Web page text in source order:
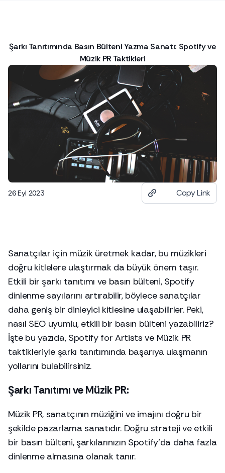
Şarkı Tanıtımında Basın Bülteni Yazma Sanatı: Spotify ve
Müzik PR Taktikleri
26 Eyl 2023 Copy Link
Sanatçılar için müzik üretmek kadar, bu müzikleri
doğru kitlelere ulaştırmak da büyük önem taşır.
Etkili bir şarkı tanıtımı ve basın bülteni, Spotify
dinlenme sayılarını artırabilir, böylece sanatçılar
daha geniş bir dinleyici kitlesine ulaşabilirler. Peki,
nasıl SEO uyumlu, etkili bir basın bülteni yazabiliriz?
İşte bu yazıda, Spotify for Artists ve Müzik PR
taktikleriyle şarkı tanıtımında başarıya ulaşmanın
yollarını bulabilirsiniz.
Şarkı Tanıtımı ve Müzik PR:
Müzik PR, sanatçının müziğini ve imajını doğru bir
şekilde pazarlama sanatıdır. Doğru strateji ve etkili
bir basın bülteni, şarkılarınızın Spotify'da daha fazla
dinlenme almasına olanak tanır.